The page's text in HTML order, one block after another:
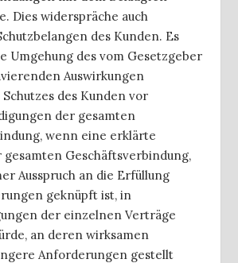
Dies widerspräche auch
des Kunden. Es
Umgehung des vom Gesetzgeber
Auswirkungen
des Kunden vor
der gesamten
wenn eine erklärte
gesamten Geschäftsverbindung,
Ausspruch an die Erfüllung
geknüpft ist, in
der einzelnen Verträge
an deren wirksamen
Anforderungen gestellt